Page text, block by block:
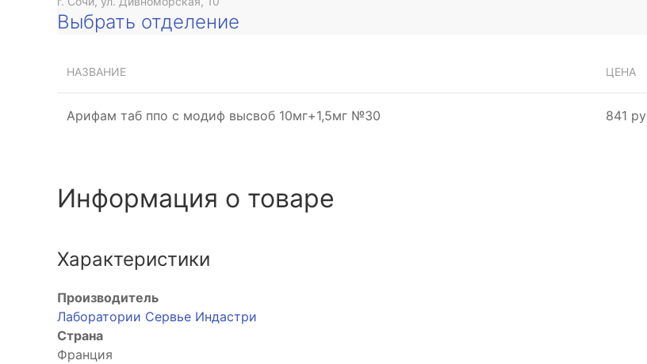
Выбрать отделение
НАЗВАНИЕ ЦЕНА
Арифам таб ппо с модиф высвоб 10мг+1,5мг №30 841
Информация о товаре
Характеристики
Производитель
Лаборатории Сервье Индастри
Страна
Франция